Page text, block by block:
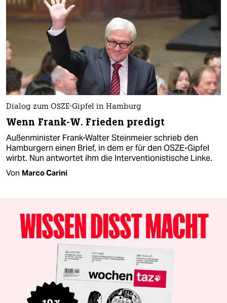
Dialog zum OSZE-Gipfel in Hamburg
Wenn Frank-W. Frieden predigt
Außenminister Frank-Walter Steinmeier schrieb den
Hamburgern einen Brief, in dem er für den OSZE-Gipfel
wirbt. Nun antwortet ihm die Interventionistische Linke.
Von Marco Carini